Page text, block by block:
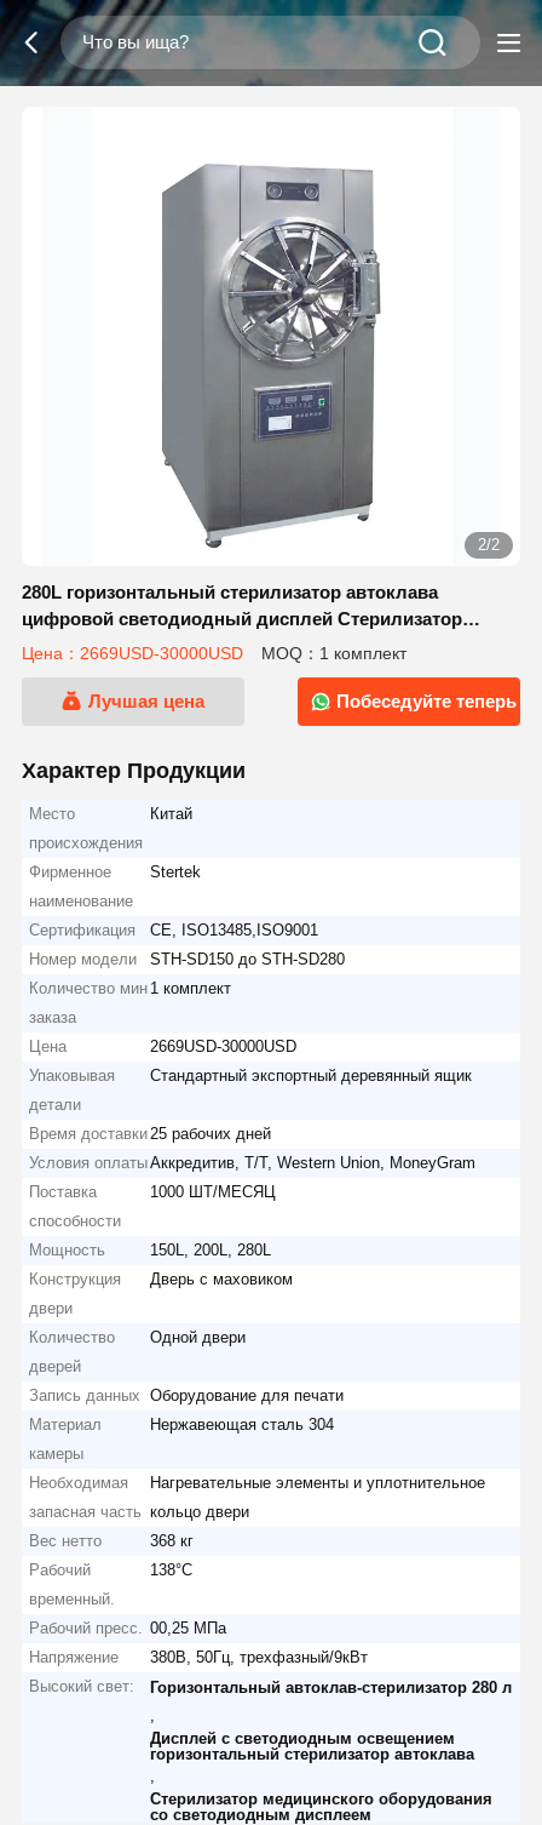
2/2
280L горизонтальный стерилизатор автоклава
цифровой светодиодный дисплей Стерилизатор
медицинского оборудования
Цена：2669USD-30000USD MOQ：1 комплект
Лучшая цена Побеседуйте теперь
Характер Продукции
Место
происхождения
Китай
Фирменное
наименование
Stertek
Сертификация
CE, ISO13485,ISO9001
Номер модели
STH-SD150 до STH-SD280
Количество мин
заказа
1 комплект
Цена
2669USD-30000USD
Упаковывая
детали
Стандартный экспортный деревянный ящик
Время доставки 25 рабочих дней
Условия оплатыАккредитив, T/T, Western Union, MoneyGram
Поставка
способности
1000 ШТ/МЕСЯЦ
Мощность
150L, 200L, 280L
Конструкция
двери
Дверь с маховиком
Количество
дверей
Одной двери
Запись данных
Оборудование для печати
Материал
камеры
Нержавеющая сталь 304
Необходимая
запасная часть
Нагревательные элементы и уплотнительное
кольцо двери
Вес нетто
368 кг
Рабочий
временный.
138°С
Рабочий пресс.
00,25 МПа
Напряжение
380В, 50Гц, трехфазный/9кВт
Высокий свет:
Горизонтальный автоклав-стерилизатор 280 л
Дисплей с светодиодным освещением
горизонтальный стерилизатор автоклава
Стерилизатор медицинского оборудования
со светодиодным дисплеем